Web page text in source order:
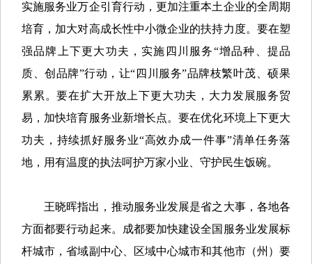
实施服务业万企引育行动，更加注重本土企业的全周期
培育，加大对高成长性中小微企业的扶持力度。要在塑
强品牌上下更大功夫，实施四川服务“增品种、提品
质、创品牌”行动，让“四川服务”品牌枝繁叶茂、硕果
累累。要在扩大开放上下更大功夫，大力发展服务贸
易，加快培育服务业新增长点。要在优化环境上下更大
功夫，持续抓好服务业“高效办成一件事”清单任务落
地，用有温度的执法呵护万家小业、守护民生饭碗。
王晓晖指出，推动服务业发展是省之大事，各地各
方面都要行动起来。成都要加快建设全国服务业发展标
杆城市，省域副中心、区域中心城市和其他市（州）要